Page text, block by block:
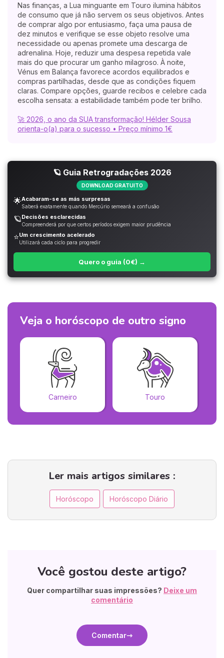
Nas finanças, a Lua minguante em Touro ilumina hábitos
de consumo que já não servem os seus objetivos. Antes
de comprar algo por entusiasmo, faça uma pausa de
dez minutos e verifique se esse objeto resolve uma
necessidade ou apenas promete uma descarga de
adrenalina. Hoje, reduzir uma despesa repetida vale
mais do que procurar um ganho milagroso. À noite,
Vénus em Balança favorece acordos equilibrados e
compras partilhadas, desde que as condições fiquem
claras. Compare opções, guarde recibos e celebre cada
escolha sensata: a estabilidade também pode ter brilho.
🚀 2026, o ano da SUA transformação! Hélder Sousa
orienta-o(a) para o sucesso • Preço mínimo 1€
🪐 Guia Retrogradações 2026
DOWNLOAD GRATUITO
🌟Acabaram-se as más surpresas
Saberá exatamente quando Mercúrio semeará a confusão
🪐Decisões esclarecidas
Compreenderá por que certos períodos exigem maior prudência
⭐Um crescimento acelerado
Utilizará cada ciclo para progredir
Quero o guia (0€) →
Veja o horóscopo de outro signo
Carneiro Touro
Ler mais artigos similares :
Horóscopo Horóscopo Diário
Você gostou deste artigo?
Quer compartilhar suas impressões? Deixe um
comentário
Comentar